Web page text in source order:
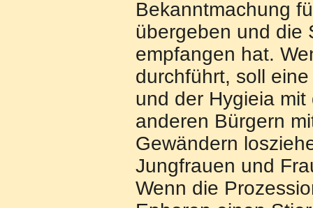
Bekanntmachung
übergeben und die
empfangen hat.
durchführt, soll
und der Hygieia
anderen Bürgern
Gewändern
Jungfrauen und
Wenn die